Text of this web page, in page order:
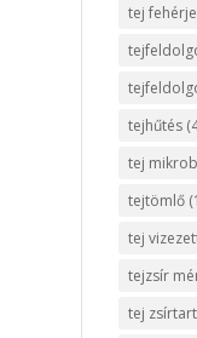
tej
tejhűtés
tej
tejtömlő
tej
tejzsír
tej